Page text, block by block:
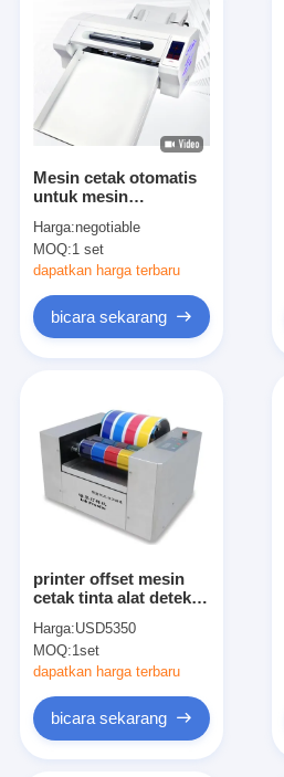
Produk
Video
Tentang kami
Hubungi kami
Mesin cetak otomatis
untuk mesin
kecepatan tinggi dan
produksi logo
Harga:negotiable
MOQ:1 set
dapatkan harga terbaru
bicara sekarang
printer offset mesin
cetak tinta alat deteksi
proofer
Harga:USD5350
MOQ:1set
dapatkan harga terbaru
bicara sekarang